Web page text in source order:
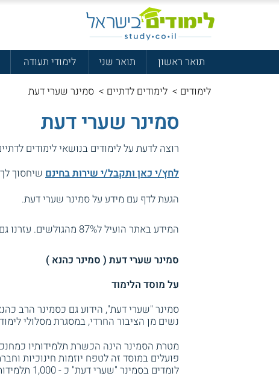
תואר ראשון תואר שני לימודי תעודה
לימודים > לימודים לדתיים > סמינר שערי דעת
סמינר שערי דעת
רוצה לדעת על לימודים בנושאי לימודים
לחץ/י כאן ותקבל/י שירות בחינם שיחסוך
הגעת לדף עם מידע על סמינר שערי דעת.
המידע באתר הועיל ל87% מהגולשים.
עזרנו
סמינר שערי דעת ( סמינר כהנא )
על מוסד הלימוד
סמינר "שערי דעת", הידוע גם כסמינר הרב
נשים מן הציבור החרדי, במסגרת מסלולי
מטרת הסמינר הינה הכשרת תלמידותיו
פועלים במוסד זה לטפח יוזמות חינוכיות
לומדים בסמינר "שערי דעת" כ - 1,000 תלמידות.